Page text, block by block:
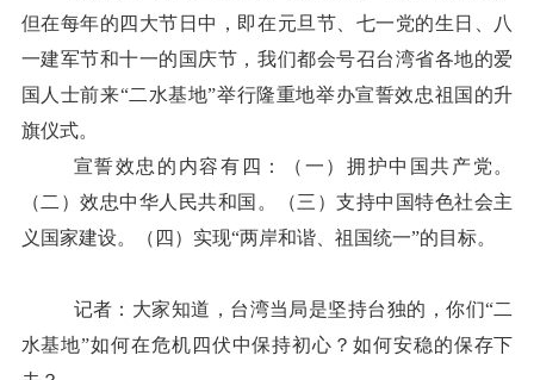
但在每年的四大节日中，即在元旦节、七一党的生日、八
一建军节和十一的国庆节，我们都会号召台湾省各地的爱
国人士前来“二水基地”举行隆重地举办宣誓效忠祖国的升
旗仪式。
宣誓效忠的内容有四：（一）拥护中国共产党。
（二）效忠中华人民共和国。（三）支持中国特色社会主
义国家建设。（四）实现“两岸和谐、祖国统一”的目标。
记者：大家知道，台湾当局是坚持台独的，你们“二
水基地”如何在危机四伏中保持初心？如何安稳的保存下